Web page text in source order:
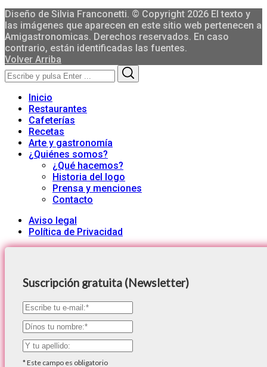
Diseño de Silvia Franconetti. © Copyright 2026 El texto y
las imágenes que aparecen en este sitio web pertenecen a
Amigastronomicas. Derechos reservados. En caso
contrario, están identificadas las fuentes.
Volver Arriba
Search
for:
Inicio
Restaurantes
Cafeterías
Recetas
Arte y gastronomía
¿Quiénes somos?
¿Qué hacemos?
Historia del logo
Prensa y menciones
Contacto
Aviso legal
Política de Privacidad
Suscripción gratuita (Newsletter)
*Este campo es obligatorio